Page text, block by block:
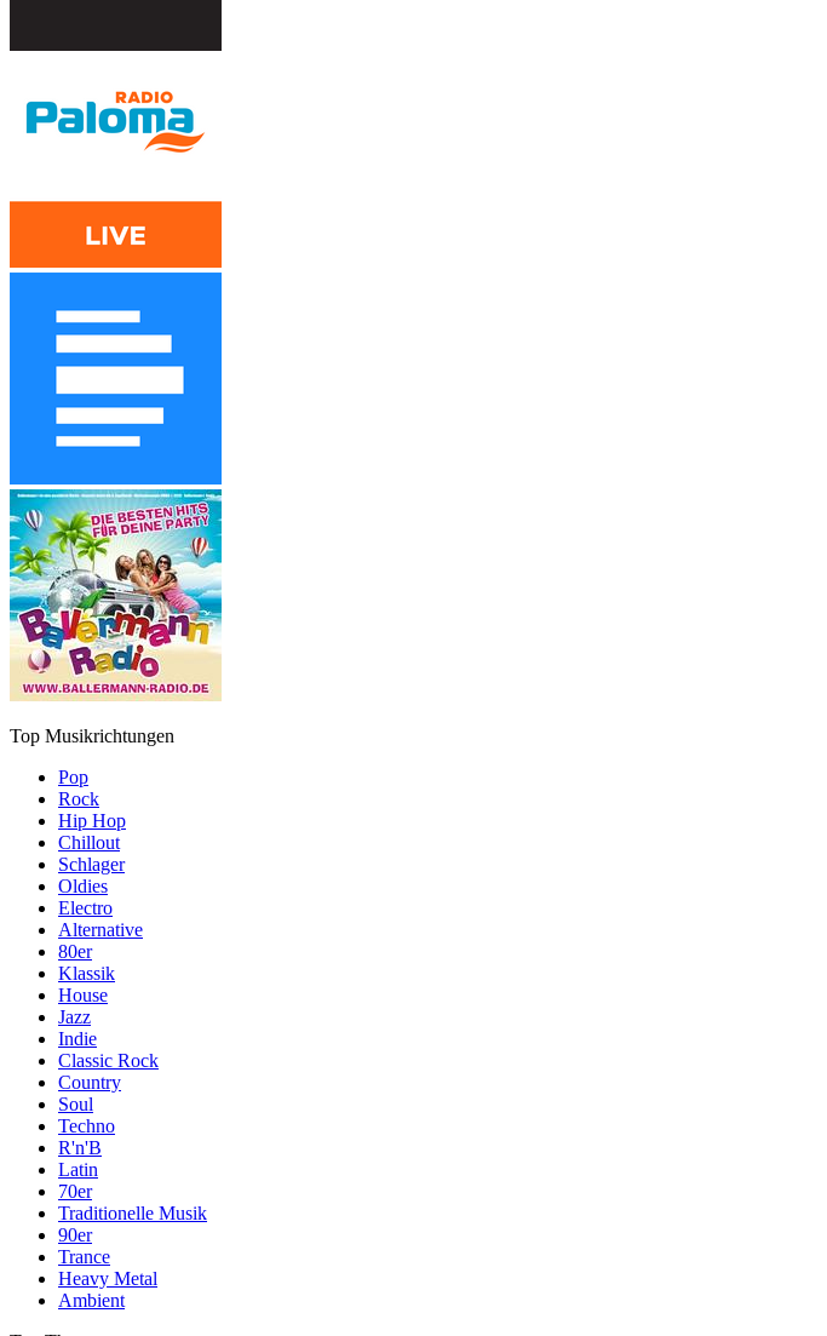
Top Musikrichtungen
Pop
Rock
Hip Hop
Chillout
Schlager
Oldies
Electro
Alternative
80er
Klassik
House
Jazz
Indie
Classic Rock
Country
Soul
Techno
R'n'B
Latin
70er
Traditionelle Musik
90er
Trance
Heavy Metal
Ambient